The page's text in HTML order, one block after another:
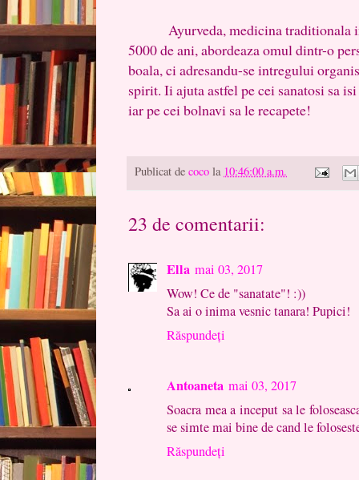
Ayurveda, medicina traditionala
5000 de ani, abordeaza omul dintr-o
boala, ci adresandu-se intregului
spirit. Ii ajuta astfel pe cei sanatosi sa
iar pe cei bolnavi sa le recapete!
Publicat de coco la 10:46:00 a.m.
23 de comentarii:
Ella mai 03, 2017
Wow! Ce de "sanatate"! :))
Sa ai o inima vesnic tanara! Pupici!
Răspundeți
Antoaneta mai 03, 2017
Soacra mea a inceput sa le
se simte mai bine de cand le
Răspundeți